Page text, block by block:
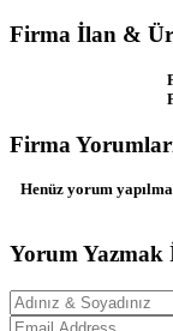
Firma İlan &
Firma
Henüz yorum
Yorum Yazmak